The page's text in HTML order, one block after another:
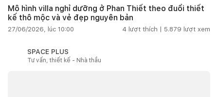
Mô hình villa nghỉ dưỡng ở Phan Thiết theo đuổi thiết
kế thô mộc và vẻ đẹp nguyên bản
27/06/2026, lúc 10:00 4 lượt thích | 5.879 lượt xem
SPACE PLUS
Tư vấn, thiết kế - Nhà thầu